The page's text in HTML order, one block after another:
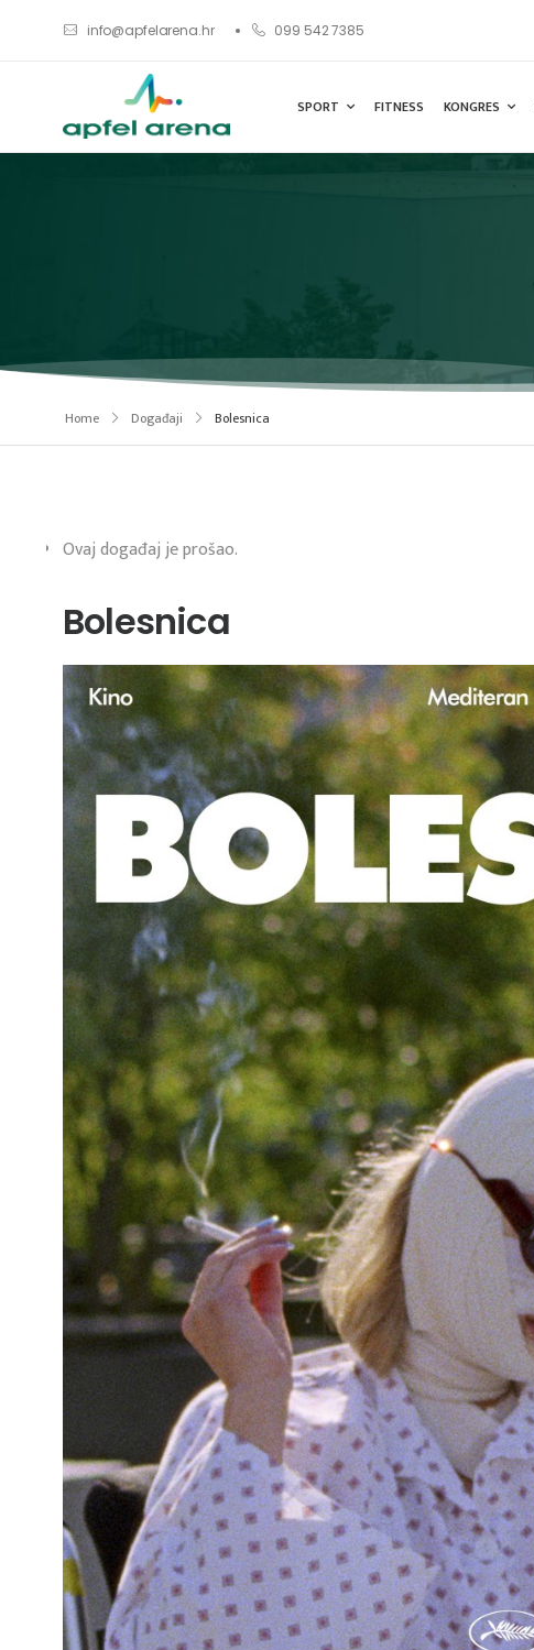
info@apfelarena.hr 099 542 7385
SPORT FITNESS KONGRES
Home Događaji Bolesnica
Ovaj događaj je prošao.
Bolesnica